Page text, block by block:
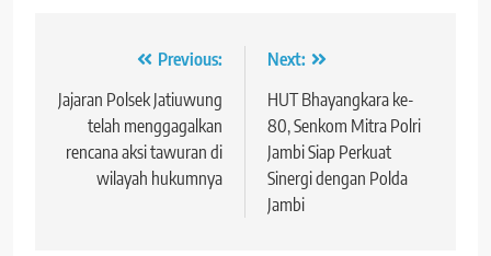
Navigasi
pos
Previous:
Jajaran Polsek Jatiuwung
telah menggagalkan
rencana aksi tawuran di
wilayah hukumnya
Next:
HUT Bhayangkara ke-
80, Senkom Mitra Polri
Jambi Siap Perkuat
Sinergi dengan Polda
Jambi